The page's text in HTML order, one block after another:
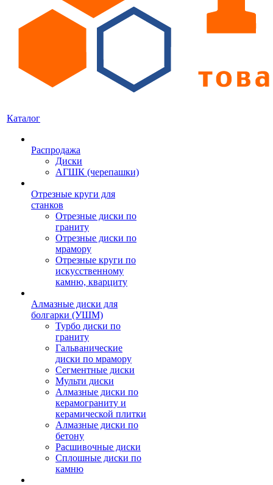
Каталог
Распродажа
Диски
АГШК (черепашки)
Отрезные круги для
станков
Отрезные диски по
граниту
Отрезные диски по
мрамору
Отрезные круги по
искусственному
камню, кварциту
Алмазные диски для
болгарки (УШМ)
Турбо диски по
граниту
Гальванические
диски по мрамору
Сегментные диски
Мульти диски
Алмазные диски по
керамограниту и
керамической плитки
Алмазные диски по
бетону
Расшивочные диски
Сплошные диски по
камню